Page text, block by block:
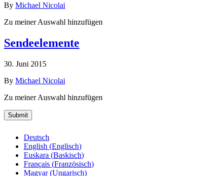
By Michael Nicolai
Zu meiner Auswahl hinzufügen
Sendeelemente
30. Juni 2015
By Michael Nicolai
Zu meiner Auswahl hinzufügen
Submit
Deutsch
English (Englisch)
Euskara (Baskisch)
Français (Französisch)
Magyar(Ungarisch)